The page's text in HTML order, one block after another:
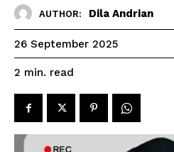
AUTHOR: Dila Andrian
26 September 2025
2 min. read